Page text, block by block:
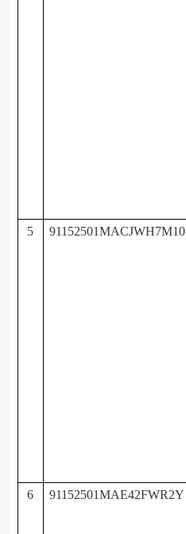
5 91152501MACJWH7M10
6 91152501MAE42FWR2Y